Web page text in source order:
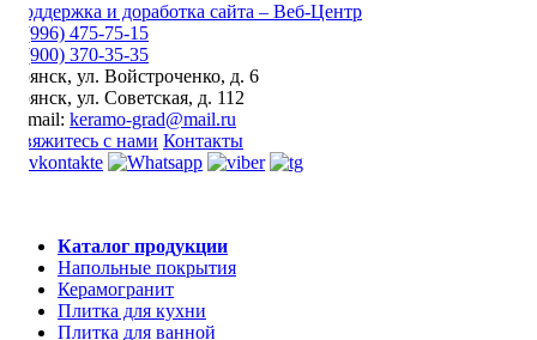
Поддержка и доработка сайта – Веб-Центр
8 (996) 475-75-15
8 (900) 370-35-35
Брянск, ул. Войстроченко, д. 6
Брянск, ул. Советская, д. 112
E-mail: keramo-grad@mail.ru
Свяжитесь с нами Контакты
Каталог продукции
Напольные покрытия
Керамогранит
Плитка для кухни
Плитка для ванной